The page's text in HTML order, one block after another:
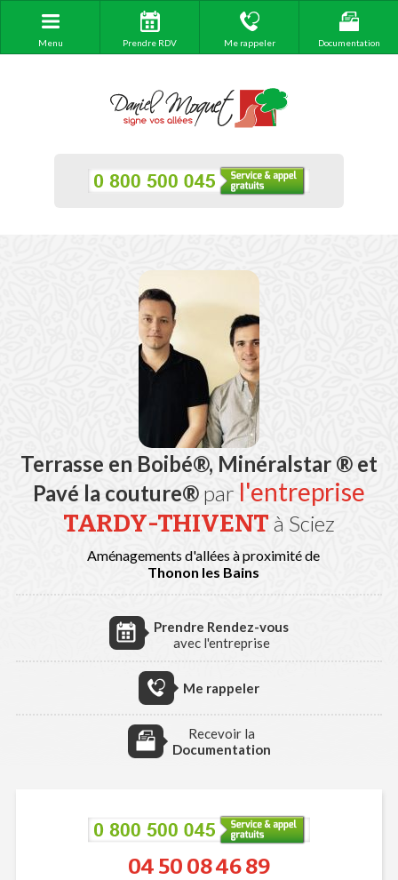
Menu Prendre RDV Me rappeler Documentation
Terrasse en Boibé®, Minéralstar ® et
Pavé la couture® par l'entreprise
TARDY-THIVENT à Sciez
Aménagements d'allées à proximité de
Thonon les Bains
Prendre Rendez-vous
avec l'entreprise
Me rappeler
Recevoir la
Documentation
04 50 08 46 89